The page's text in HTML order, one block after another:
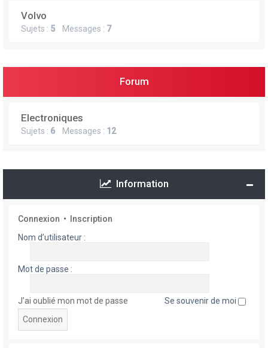
Volvo
Sujets : 5 Messages : 7
Forum
Electroniques
Sujets : 6 Messages : 12
Information
Connexion •
Inscription
Nom d’utilisateur :
Mot de passe :
J’ai oublié mon mot de passe Se souvenir de moi